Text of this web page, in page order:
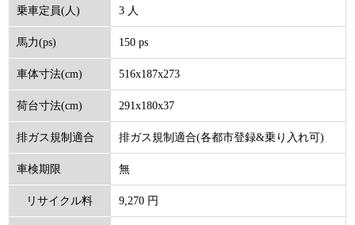
乗車定員(人) 3 人
馬力(ps) 150 ps
車体寸法(cm) 516x187x273
荷台寸法(cm) 291x180x37
排ガス規制適合 排ガス規制適合(各都市登録&乗り入れ可)
車検期限 無
リサイクル料 9,270 円